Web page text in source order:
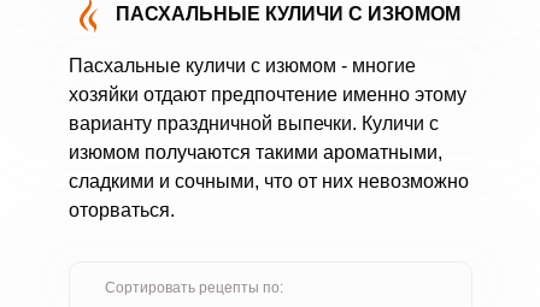
ПАСХАЛЬНЫЕ КУЛИЧИ С ИЗЮМОМ
Пасхальные куличи с изюмом - многие
хозяйки отдают предпочтение именно этому
варианту праздничной выпечки. Куличи с
изюмом получаются такими ароматными,
сладкими и сочными, что от них невозможно
оторваться.
Сортировать рецепты по: